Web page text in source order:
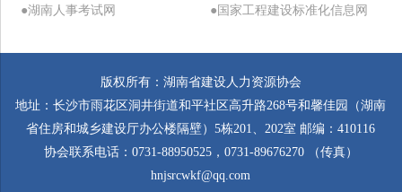
●湖南人事考试网
●国家工程建设标准化信息网
版权所有：湖南省建设人力资源协会
地址：长沙市雨花区洞井街道和平社区高升路268号和馨佳园（湖南
省住房和城乡建设厅办公楼隔壁）5栋201、202室 邮编：410116
协会联系电话：0731-88950525，0731-89676270 （传真）
hnjsrcwkf@qq.com